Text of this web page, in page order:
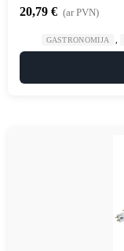
20,79 € (ar PVN)
GASTRONOMIJA